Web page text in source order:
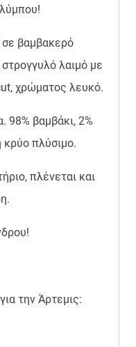
σε βαμβακερό
λαιμό με
χρώματος λευκό.
98% βαμβάκι, 2%
κρύο πλύσιμο.
πλένεται και
την Άρτεμις: